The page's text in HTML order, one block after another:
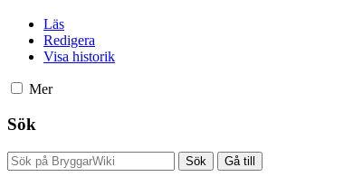
Läs
Redigera
Visa historik
Mer
Sök